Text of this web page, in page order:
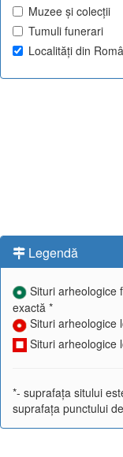
Muzee și colecții
Tumuli funerari
Localități din
Legendă
Situri arheologice
exactă *
Situri arheologice
Situri arheologice
*- suprafața sitului
suprafața punctului